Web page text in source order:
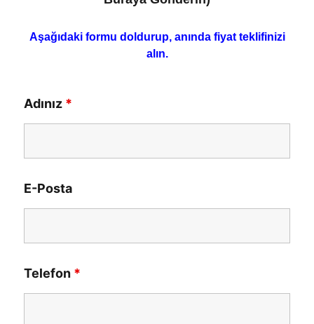
Aşağıdaki formu doldurup, anında fiyat teklifinizi
alın.
Adınız *
E-Posta
Telefon *